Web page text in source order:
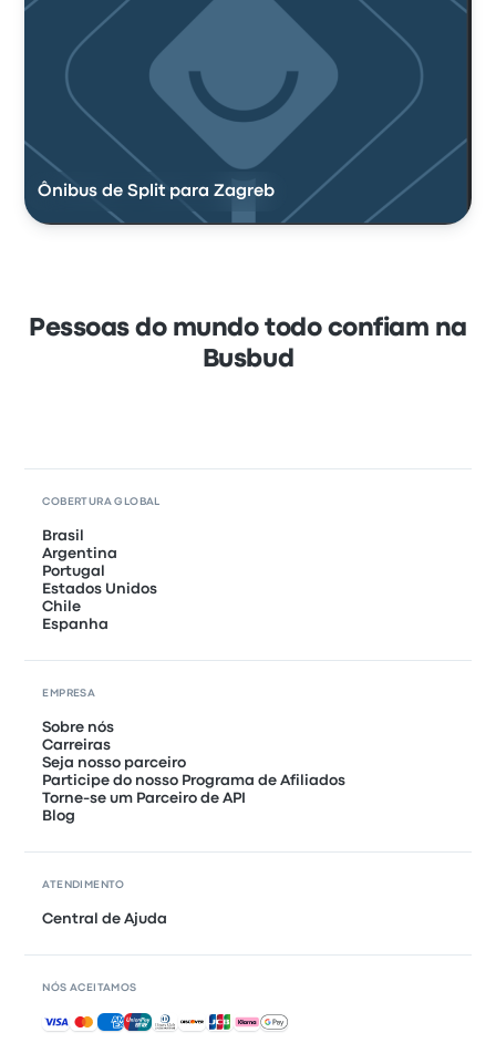
Ônibus de Split para Zagreb
Pessoas do mundo todo confiam na
Busbud
COBERTURA GLOBAL
Brasil
Argentina
Portugal
Estados Unidos
Chile
Espanha
EMPRESA
Sobre nós
Carreiras
Seja nosso parceiro
Participe do nosso Programa de Afiliados
Torne-se um Parceiro de API
Blog
ATENDIMENTO
Central de Ajuda
NÓS ACEITAMOS
Pagamentos aceitos